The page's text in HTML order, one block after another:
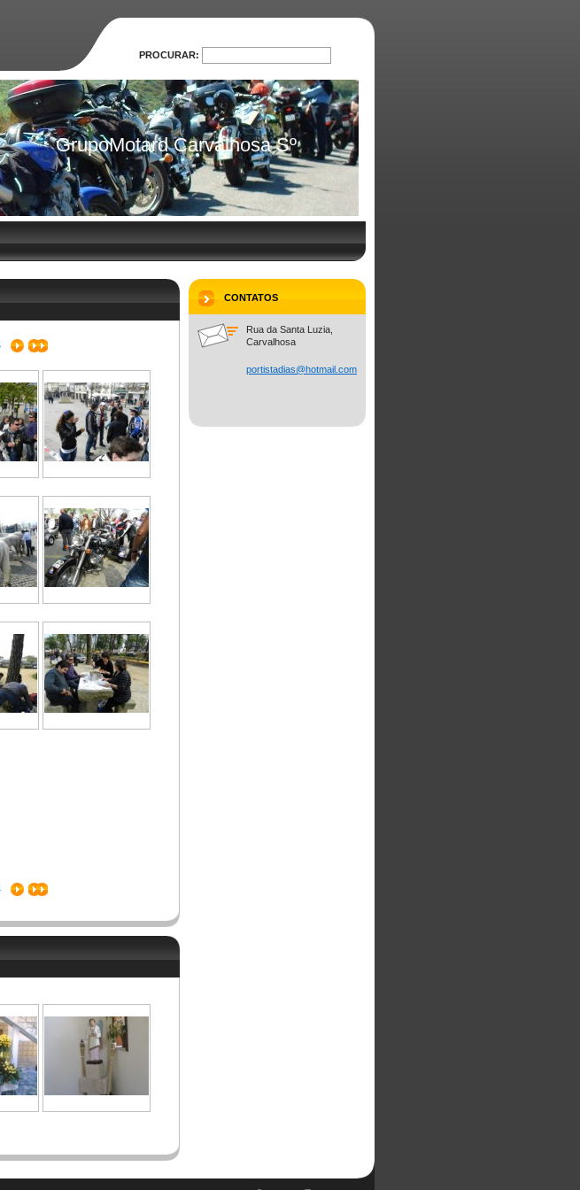
GrupoMotard Carvalhosa Sº
Rafael
CONTATOS
Rua da Santa Luzia,
Carvalhosa
portistadias@hotmail.com
PROCURAR:
PROCURAR